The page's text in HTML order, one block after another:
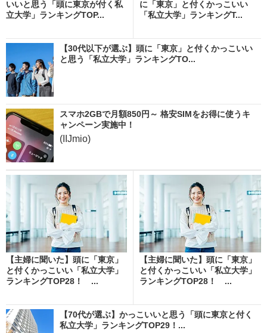
いいと思う「頭に東京が付く私
立大学」ランキングTOP...
に「東京」と付くかっこいい
「私立大学」ランキングT...
【30代以下が選ぶ】頭に「東京」と付くかっこいい
と思う「私立大学」ランキングTO...
スマホ2GBで月額850円～ 格安SIMをお得に使うキ
ャンペーン実施中！
(IIJmio)
【主婦に聞いた】頭に「東京」
と付くかっこいい「私立大学」
ランキングTOP28！ ...
【主婦に聞いた】頭に「東京」
と付くかっこいい「私立大学」
ランキングTOP28！ ...
【70代が選ぶ】かっこいいと思う「頭に東京と付く
私立大学」ランキングTOP29！...